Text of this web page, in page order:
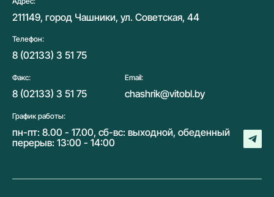
211149, город Чашники, ул. Советская, 44
Телефон:
8 (02133) 3 51 75
Факс:
8 (02133) 3 51 75
Email:
chashrik@vitobl.by
График работы:
пн-пт: 8.00 - 17.00, сб-вс: выходной, обеденный
перерыв: 13:00 - 14:00